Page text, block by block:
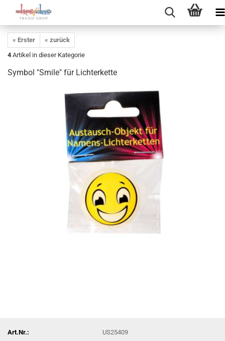
« Erster
« zurück
4 Artikel in dieser Kategorie
Symbol "Smile" für Lichterkette
Art.Nr.:
US25409